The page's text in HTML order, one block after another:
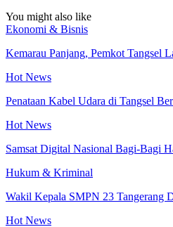
You might also like
Ekonomi & Bisnis
Kemarau Panjang, Pemkot Tangsel
Hot News
Penataan Kabel Udara di Tangsel
Hot News
Samsat Digital Nasional Bagi-Bagi
Hukum & Kriminal
Wakil Kepala SMPN 23 Tangerang
Hot News